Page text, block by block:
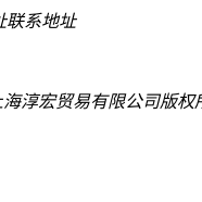
联系地址
海淳宏贸易有限公司版权